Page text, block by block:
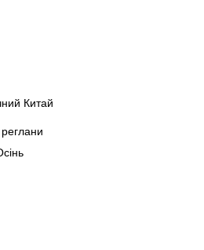
Китай